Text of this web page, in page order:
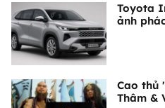
Toyota
ảnh
Cao thủ
Thâm &